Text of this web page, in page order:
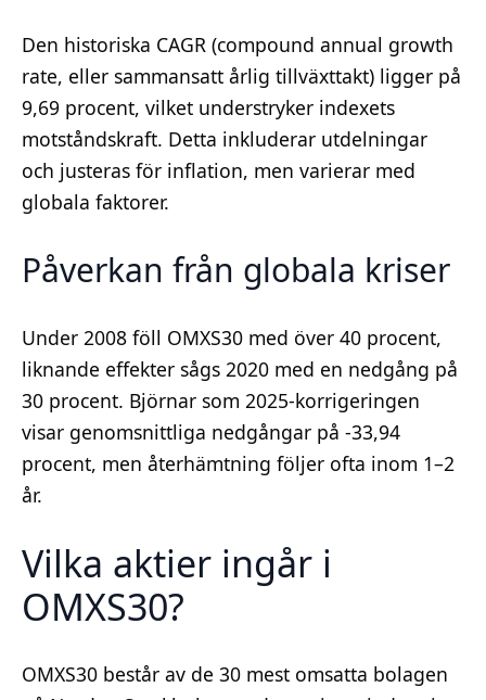
Den historiska CAGR (compound annual growth
rate, eller sammansatt årlig tillväxttakt) ligger på
9,69 procent, vilket understryker indexets
motståndskraft. Detta inkluderar utdelningar
och justeras för inflation, men varierar med
globala faktorer.
Påverkan från globala kriser
Under 2008 föll OMXS30 med över 40 procent,
liknande effekter sågs 2020 med en nedgång på
30 procent. Björnar som 2025-korrigeringen
visar genomsnittliga nedgångar på -33,94
procent, men återhämtning följer ofta inom 1–2
år.
Vilka aktier ingår i
OMXS30?
OMXS30 består av de 30 mest omsatta bolagen